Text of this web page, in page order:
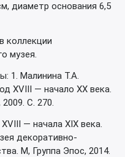
диаметр основания 6,5
коллекции
музея.
1. Малинина Т.А.
XVIII — начало ХХ века.
С. 270.
— начала XIX века.
декоративно-
М, Группа Эпос, 2014.